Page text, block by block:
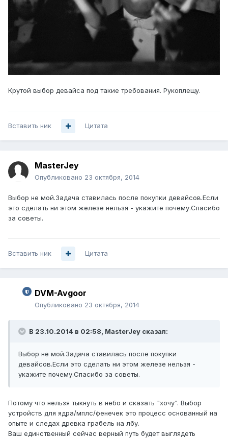
Крутой выбор девайса под такие требования. Рукоплещу.
Вставить ник Цитата
MasterJey
Опубликовано 23 октября, 2014
Выбор не мой.Задача ставилась после покупки девайсов.Если
это сделать ни этом железе нельзя - укажите почему.Спасибо
за советы.
Вставить ник Цитата
DVM-Avgoor
Опубликовано 23 октября, 2014
В 23.10.2014 в 02:58, MasterJey сказал:
Выбор не мой.Задача ставилась после покупки
девайсов.Если это сделать ни этом железе нельзя -
укажите почему.Спасибо за советы.
Потому что нельзя тыкнуть в небо и сказать "хочу". Выбор
устройств для ядра/мплс/фенечек это процесс основанный на
опыте и следах древка грабель на лбу.
Ваш единственный сейчас верный путь будет выглядеть